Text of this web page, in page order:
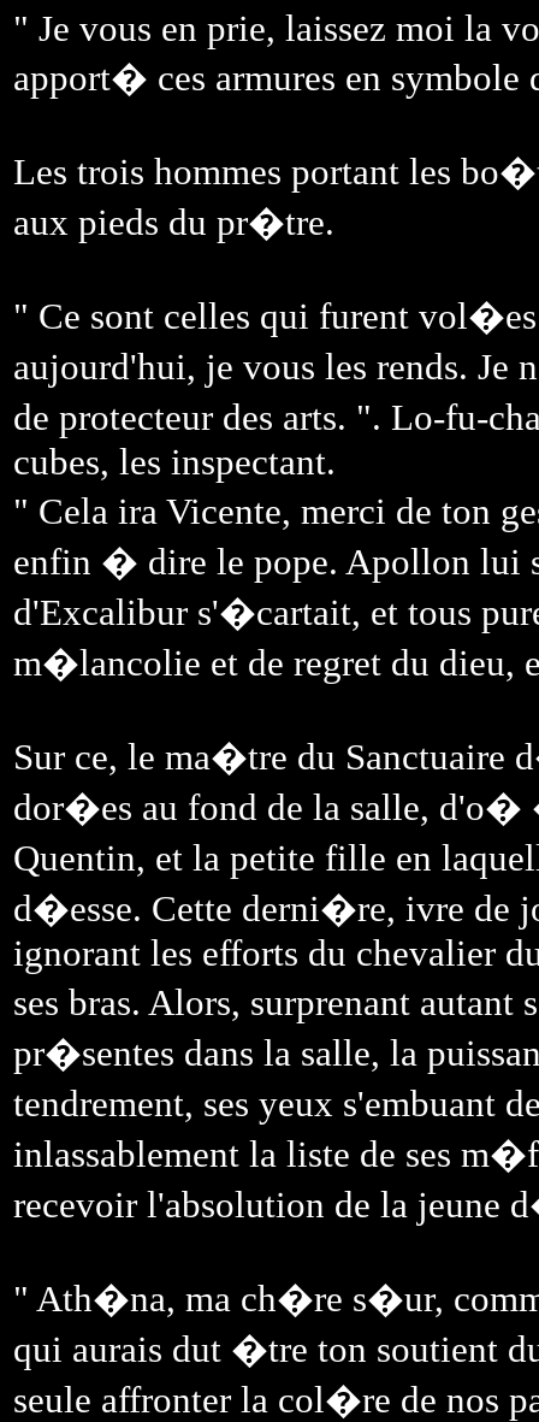
" Je vous en prie, laissez moi la
apport� ces armures en symbole
Les trois hommes portant les
aux pieds du pr�tre.
" Ce sont celles qui furent
aujourd'hui, je vous les rends.
de protecteur des arts. ". Lo-fu-
cubes, les inspectant.
" Cela ira Vicente, merci de ton
enfin � dire le pope. Apollon lui
d'Excalibur s'�cartait, et tous
m�lancolie et de regret du
Sur ce, le ma�tre du Sanctuaire
dor�es au fond de la salle, d'o�
Quentin, et la petite fille en
d�esse. Cette derni�re, ivre de
ignorant les efforts du chevalier
ses bras. Alors, surprenant
pr�sentes dans la salle, la
tendrement, ses yeux s'embuant
inlassablement la liste de ses
recevoir l'absolution de la jeune
" Ath�na, ma ch�re s�ur,
qui aurais dut �tre ton soutient
seule affronter la col�re de nos